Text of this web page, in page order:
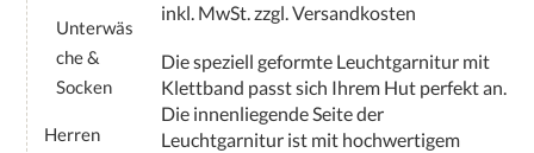
inkl. MwSt.zzgl.Versandkosten
Die speziell geformte Leuchtgarnitur mit
Klettband passt sich Ihrem Hut perfekt an.
Die innenliegende Seite der
Leuchtgarnitur ist mit hochwertigem
Unterwäs
che &
Socken
Herren